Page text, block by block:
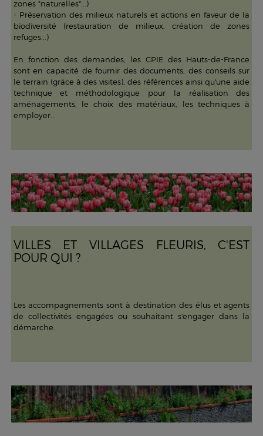
zones "naturelles"...)
- Préservation des milieux naturels et actions en faveur de la
biodiversité (restauration de milieux, création de zones
refuges...)
En fonction des demandes, les CPIE des Hauts-de-France
sont en capacité de fournir des documents, des conseils sur
le terrain (grâce à des visites), des références ainsi qu'une aide
technique et méthodologique pour la réalisation des
aménagements, le choix des matériaux, les techniques à
employer...
VILLES ET VILLAGES FLEURIS, C'EST
POUR QUI ?
Les accompagnements sont à destination des élus et agents
de collectivités engagées ou souhaitant s'engager dans la
démarche.